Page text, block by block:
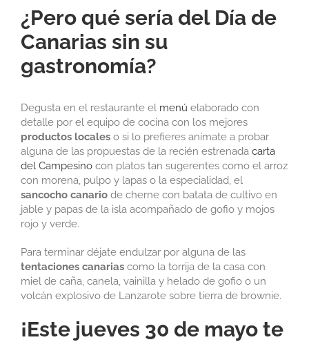
¿Pero qué sería del Día de
Canarias sin su
gastronomía?
Degusta en el restaurante el menú elaborado con
detalle por el equipo de cocina con los mejores
productos locales o si lo prefieres anímate a probar
alguna de las propuestas de la recién estrenada carta
del Campesino con platos tan sugerentes como el arroz
con morena, pulpo y lapas o la especialidad, el
sancocho canario de cherne con batata de cultivo en
jable y papas de la isla acompañado de gofio y mojos
rojo y verde.
Para terminar déjate endulzar por alguna de las
tentaciones canarias como la torrija de la casa con
miel de caña, canela, vainilla y helado de gofio o un
volcán explosivo de Lanzarote sobre tierra de brownie.
¡Este jueves 30 de mayo te